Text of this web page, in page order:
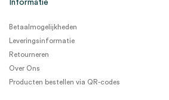
Informatie
Betaalmogelijkheden
Leveringsinformatie
Retourneren
Over Ons
Producten bestellen via QR-codes